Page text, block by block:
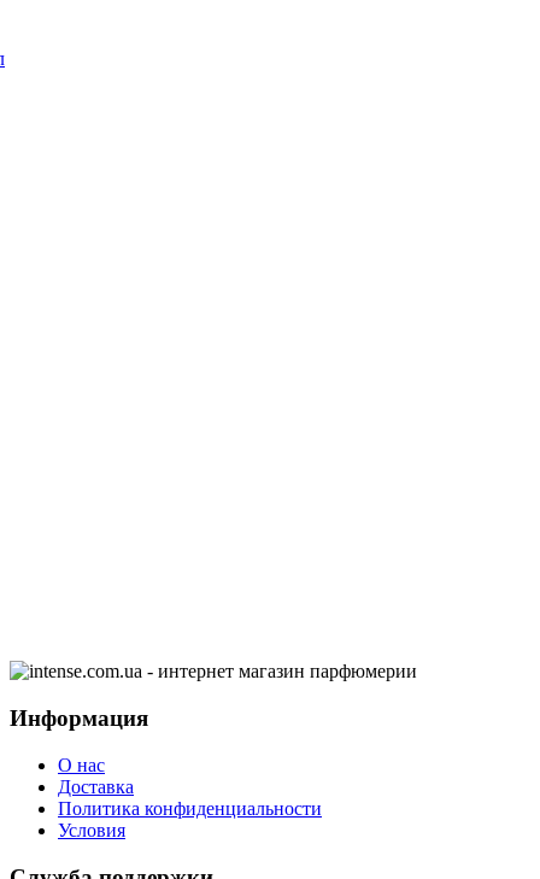
Информация
О нас
Доставка
Политика конфиденциальности
Условия